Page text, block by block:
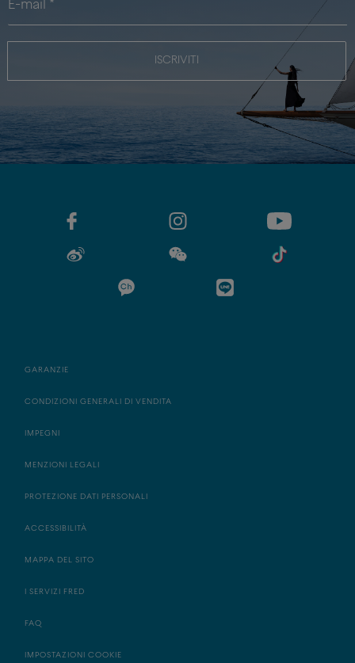
ISCRIVITI
GARANZIE
CONDIZIONI GENERALI DI VENDITA
IMPEGNI
MENZIONI LEGALI
PROTEZIONE DATI PERSONALI
ACCESSIBILITÀ
MAPPA DEL SITO
I SERVIZI FRED
FAQ
IMPOSTAZIONI COOKIE